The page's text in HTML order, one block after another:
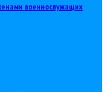
военнослужащих